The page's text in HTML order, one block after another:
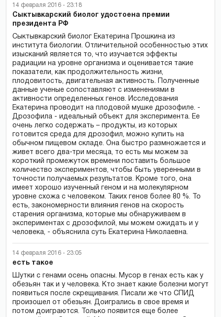
14 февраля 2016 - 23:18
Сыктывкарский биолог удостоена премии
президента РФ
Сыктывкарский биолог Екатерина Прошкина из
института биологии. Отличительной особенностью этих
изысканий является то, что изучается эффекты
радиации на уровне организма и оценивается такие
показатели, как продолжительность жизни,
плодовитость, двигательная активность. Полученные
данные ученые сопоставляют с изменениями в
активности определенных генов. Исследования
Екатерина проводит на плодовой мушке дрозофиле. -
Дрозофила - идеальный объект для эксперимента. Ее
очень легко содержать – продукты, из которых
готовится среда для дрозофил, можно купить на
обычном пищевом складе. Она быстро размножается и
живет всего два-три месяца, то есть мы можем за
короткий промежуток времени поставить большое
количество экспериментов, чтобы быть уверенными в
точности получаемых результатов. Кроме того, она
имеет хорошо изученный геном и на молекулярном
уровне схожа с человеком. Таких генов более 80 %. То
есть, закономерности влияния генов на скорость
старения организма, которые мы обнаруживаем в
экспериментах с дрозофилой, мы можем ожидать и у
человека, - объяснила суть Екатерина Николаевна.
14 февраля 2016 - 23:05
есть такое
Шутки с генами осень опасны. Мусор в генах есть как у
обезьян так и у человека. Кто знает какие болезни могут
появиться после скрещивания. Писали же что СПИД
произошел от обезьян. Доигрались в свое время и
потом доиграются. Только появится еще более